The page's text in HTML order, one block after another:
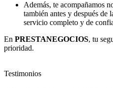
Además, te acompañamos
también antes y después de
servicio completo y de
En PRESTANEGOCIOS, tu
prioridad.
Testimonios